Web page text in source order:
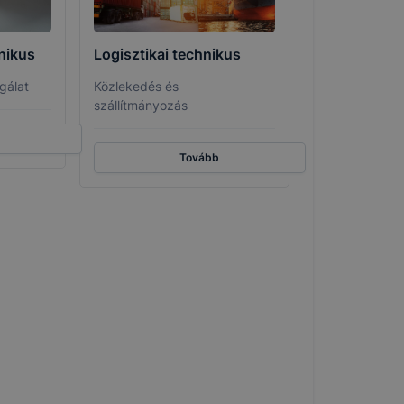
Logisztikai technikus
Közlekedés és
szállítmányozás
Tovább
k célja
lehetővé
által
működni